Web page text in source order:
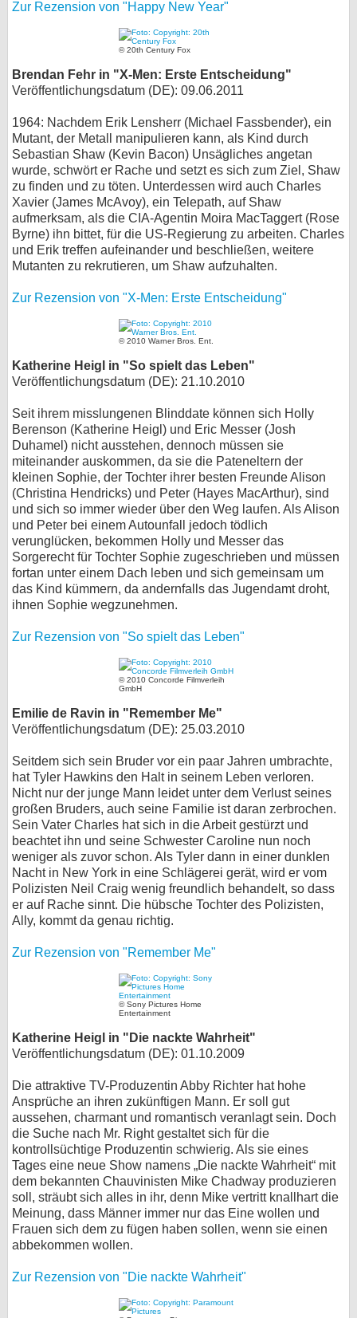
Zur Rezension von "Happy New Year"
© 20th Century Fox
Brendan Fehr in "X-Men: Erste Entscheidung"
Veröffentlichungsdatum (DE): 09.06.2011
1964: Nachdem Erik Lensherr (Michael Fassbender), ein
Mutant, der Metall manipulieren kann, als Kind durch
Sebastian Shaw (Kevin Bacon) Unsägliches angetan
wurde, schwört er Rache und setzt es sich zum Ziel, Shaw
zu finden und zu töten. Unterdessen wird auch Charles
Xavier (James McAvoy), ein Telepath, auf Shaw
aufmerksam, als die CIA-Agentin Moira MacTaggert (Rose
Byrne) ihn bittet, für die US-Regierung zu arbeiten. Charles
und Erik treffen aufeinander und beschließen, weitere
Mutanten zu rekrutieren, um Shaw aufzuhalten.
Zur Rezension von "X-Men: Erste Entscheidung"
© 2010 Warner Bros. Ent.
Katherine Heigl in "So spielt das Leben"
Veröffentlichungsdatum (DE): 21.10.2010
Seit ihrem misslungenen Blinddate können sich Holly
Berenson (Katherine Heigl) und Eric Messer (Josh
Duhamel) nicht ausstehen, dennoch müssen sie
miteinander auskommen, da sie die Pateneltern der
kleinen Sophie, der Tochter ihrer besten Freunde Alison
(Christina Hendricks) und Peter (Hayes MacArthur), sind
und sich so immer wieder über den Weg laufen. Als Alison
und Peter bei einem Autounfall jedoch tödlich
verunglücken, bekommen Holly und Messer das
Sorgerecht für Tochter Sophie zugeschrieben und müssen
fortan unter einem Dach leben und sich gemeinsam um
das Kind kümmern, da andernfalls das Jugendamt droht,
ihnen Sophie wegzunehmen.
Zur Rezension von "So spielt das Leben"
© 2010 Concorde Filmverleih
GmbH
Emilie de Ravin in "Remember Me"
Veröffentlichungsdatum (DE): 25.03.2010
Seitdem sich sein Bruder vor ein paar Jahren umbrachte,
hat Tyler Hawkins den Halt in seinem Leben verloren.
Nicht nur der junge Mann leidet unter dem Verlust seines
großen Bruders, auch seine Familie ist daran zerbrochen.
Sein Vater Charles hat sich in die Arbeit gestürzt und
beachtet ihn und seine Schwester Caroline nun noch
weniger als zuvor schon. Als Tyler dann in einer dunklen
Nacht in New York in eine Schlägerei gerät, wird er vom
Polizisten Neil Craig wenig freundlich behandelt, so dass
er auf Rache sinnt. Die hübsche Tochter des Polizisten,
Ally, kommt da genau richtig.
Zur Rezension von "Remember Me"
© Sony Pictures Home
Entertainment
Katherine Heigl in "Die nackte Wahrheit"
Veröffentlichungsdatum (DE): 01.10.2009
Die attraktive TV-Produzentin Abby Richter hat hohe
Ansprüche an ihren zukünftigen Mann. Er soll gut
aussehen, charmant und romantisch veranlagt sein. Doch
die Suche nach Mr. Right gestaltet sich für die
kontrollsüchtige Produzentin schwierig. Als sie eines
Tages eine neue Show namens „Die nackte Wahrheit“ mit
dem bekannten Chauvinisten Mike Chadway produzieren
soll, sträubt sich alles in ihr, denn Mike vertritt knallhart die
Meinung, dass Männer immer nur das Eine wollen und
Frauen sich dem zu fügen haben sollen, wenn sie einen
abbekommen wollen.
Zur Rezension von "Die nackte Wahrheit"